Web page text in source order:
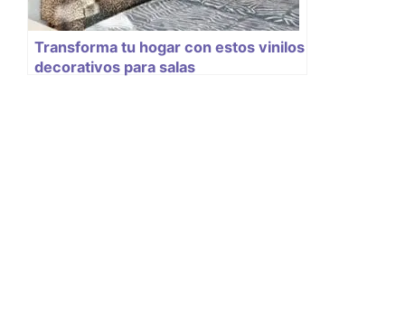
Transforma tu hogar con estos vinilos
decorativos para salas